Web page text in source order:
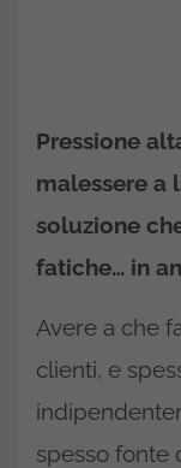
Pressione
malessere a
soluzione
fatiche… in
Avere a che
clienti, e
spesso fonte